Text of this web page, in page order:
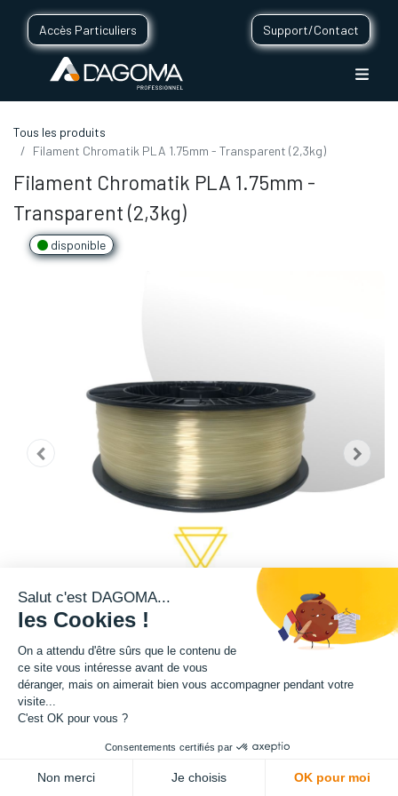
Accès Particuliers Support/Contact
Tous les produits
Filament Chromatik PLA 1.75mm - Transparent (2,3kg)
Filament Chromatik PLA 1.75mm -
Transparent (2,3kg)
disponible
Cette bobine au coloris transparent est disponible en format 750g et
2,2kg.
Matière : PLA
Salut c'est DAGOMA...
les Cookies !
On a attendu d'être sûrs que le contenu de
ce site vous intéresse avant de vous
déranger, mais on aimerait bien vous accompagner pendant votre
visite...
C'est OK pour vous ?
Consentements certifiés par
Non merci Je choisis OK pour moi